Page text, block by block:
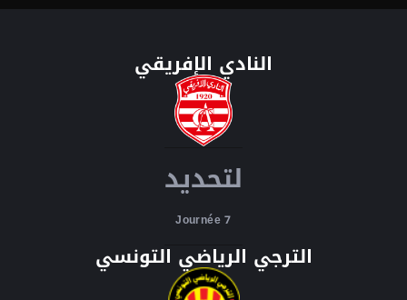
النادي الإفريقي
لتحديد
Journée 7
الترجي الرياضي التونسي